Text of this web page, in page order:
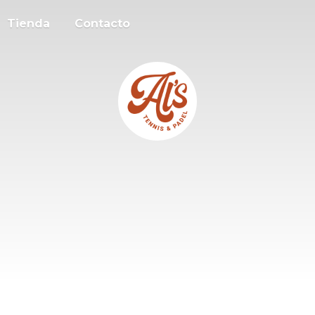
Tienda Contacto